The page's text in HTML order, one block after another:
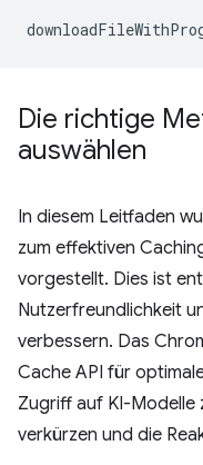
Die richtige
auswählen
In diesem Leitfaden
zum effektiven
vorgestellt. Dies ist
Nutzerfreundlichkeit
verbessern. Das
Cache API für
Zugriff auf KI-Modelle
verkürzen und die